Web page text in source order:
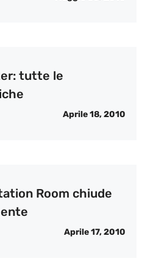
tutte le
Aprile 18, 2010
Room chiude
Aprile 17, 2010